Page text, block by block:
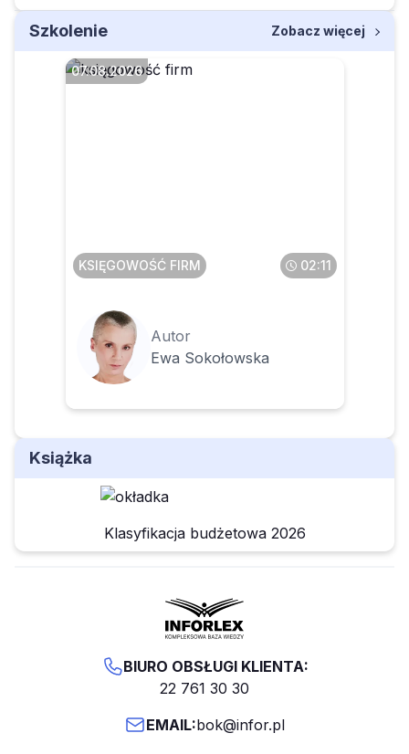
Szkolenie Zobacz więcej
07.08.2026
KSIĘGOWOŚĆ FIRM 02:11
Autor
Ewa Sokołowska
Książka
Klasyfikacja budżetowa 2026
BIURO OBSŁUGI KLIENTA:
22 761 30 30
EMAIL:bok@infor.pl